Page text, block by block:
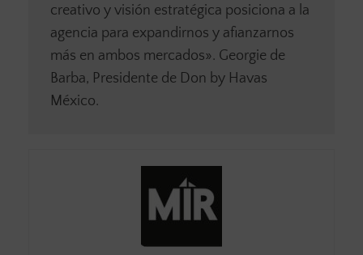
creativo y visión estratégica posiciona a la
agencia para expandirnos y afianzarnos
más en ambos mercados». Georgie de
Barba, Presidente de Don by Havas
México.